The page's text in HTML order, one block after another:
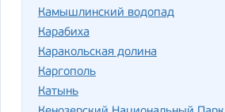
Камышлинский водопад
Карабиха
Каракольская долина
Каргополь
Катынь